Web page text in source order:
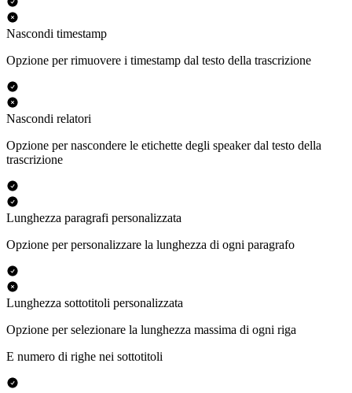
Nascondi timestamp
Opzione per rimuovere i timestamp dal testo della trascrizione
Nascondi relatori
Opzione per nascondere le etichette degli speaker dal testo della
trascrizione
Lunghezza paragrafi personalizzata
Opzione per personalizzare la lunghezza di ogni paragrafo
Lunghezza sottotitoli personalizzata
Opzione per selezionare la lunghezza massima di ogni riga
E numero di righe nei sottotitoli